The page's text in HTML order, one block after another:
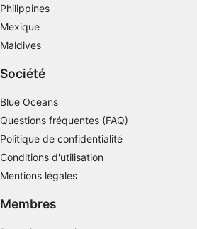
Philippines
Mexique
Maldives
Société
Blue Oceans
Questions fréquentes (FAQ)
Politique de confidentialité
Conditions d'utilisation
Mentions légales
Membres